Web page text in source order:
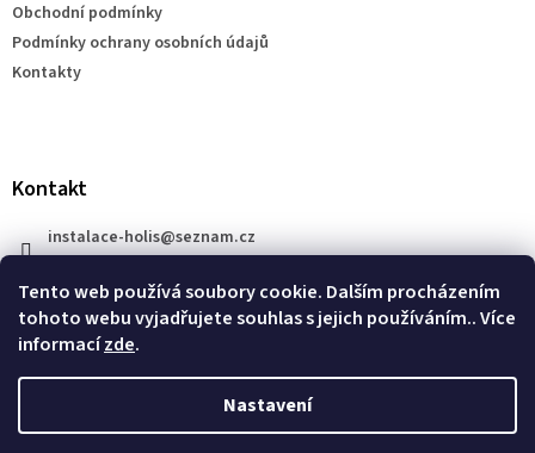
Tento web používá soubory cookie. Dalším procházením
tohoto webu vyjadřujete souhlas s jejich používáním.. Více
informacízde.
Nastavení
Obchodní podmínky
Podmínky ochrany osobních údajů
Kontakty
Kontakt
instalace-holis@seznam.cz
Vytvořil Shoptet